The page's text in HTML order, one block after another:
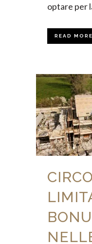
optare per
READ MORE